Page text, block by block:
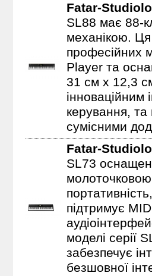
Fatar-
SL88 має 88-
механікою.
професійних
Player та
31 см x 12,3
інноваційним
керування, та
сумісними
Fatar-
SL73
підтримує
моделі серії
забезпечує
безшовної